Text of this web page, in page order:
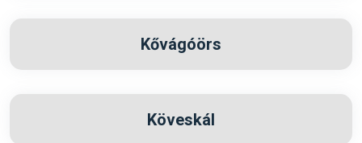
Kővágóörs
Köveskál